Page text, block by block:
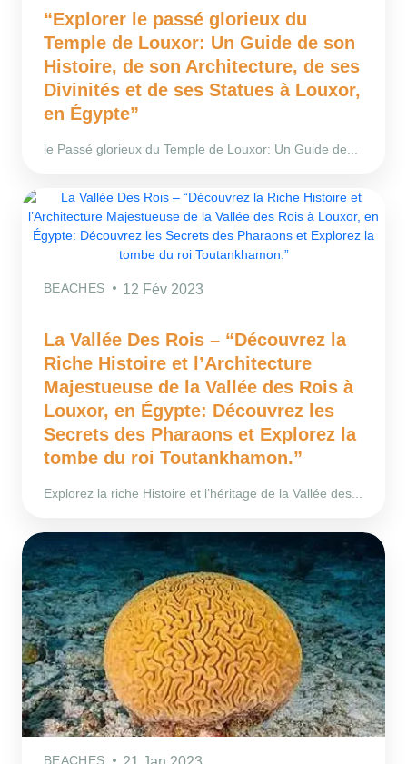
“Explorer le passé glorieux du
Temple de Louxor: Un Guide de son
Histoire, de son Architecture, de ses
Divinités et de ses Statues à Louxor,
en Égypte”
le Passé glorieux du Temple de Louxor: Un Guide de...
BEACHES 12 Fév 2023
La Vallée Des Rois – “Découvrez la
Riche Histoire et l’Architecture
Majestueuse de la Vallée des Rois à
Louxor, en Égypte: Découvrez les
Secrets des Pharaons et Explorez la
tombe du roi Toutankhamon.”
Explorez la riche Histoire et l’héritage de la Vallée des...
BEACHES